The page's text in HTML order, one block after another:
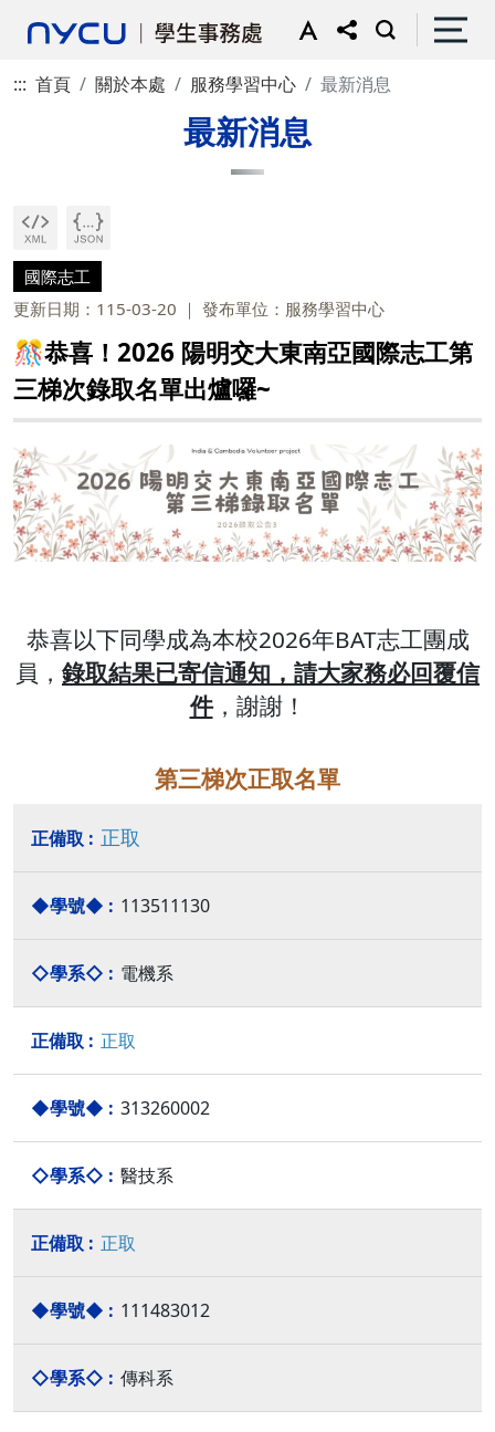
::: 首頁 關於本處 服務學習中心 最新消息
最新消息
國際志工
更新日期：115-03-20
發布單位：服務學習中心
🎊恭喜！2026 陽明交大東南亞國際志工第
三梯次錄取名單出爐囉~
恭喜以下同學成為本校2026年BAT志工團成
員， 錄取結果已寄信通知，請大家務必回覆信
件，謝謝！
第三梯次正取名單
正取
113511130
電機系
正取
313260002
醫技系
正取
111483012
傳科系